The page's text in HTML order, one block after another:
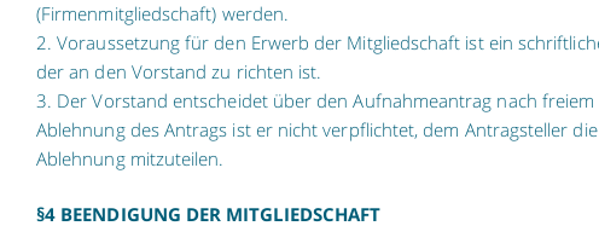
(Firmenmitgliedschaft) werden.
2. Voraussetzung für den Erwerb der Mitgliedschaft ist ein
der an den Vorstand zu richten ist.
3. Der Vorstand entscheidet über den Aufnahmeantrag nach freiem
Ablehnung des Antrags ist er nicht verpflichtet, dem Antragsteller
Ablehnung mitzuteilen.
§4 BEENDIGUNG DER MITGLIEDSCHAFT